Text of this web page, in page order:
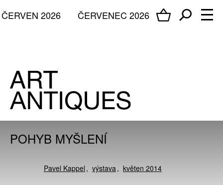
ČERVENEC 2026
ČERVEN 2026
POHYB MYŠLENÍ
Pavel Kappel výstava květen 2014